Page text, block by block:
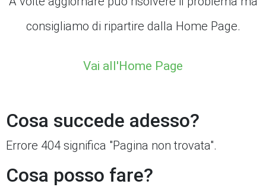
consigliamo di ripartire dalla Home Page.
Vai all'Home Page
Cosa succede adesso?
Errore 404 significa "Pagina non trovata".
Cosa posso fare?